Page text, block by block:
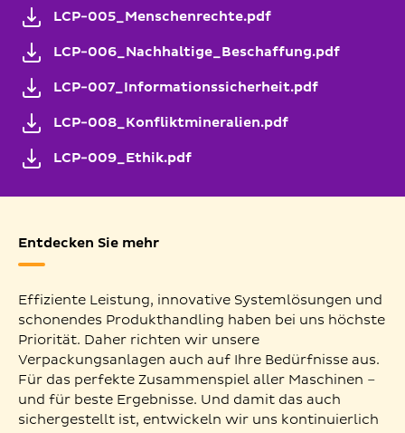
LCP-005_Menschenrechte.pdf
LCP-006_Nachhaltige_Beschaffung.pdf
LCP-007_Informationssicherheit.pdf
LCP-008_Konfliktmineralien.pdf
LCP-009_Ethik.pdf
Entdecken Sie mehr
Effiziente Leistung, innovative Systemlösungen und
schonendes Produkthandling haben bei uns höchste
Priorität. Daher richten wir unsere
Verpackungsanlagen auch auf Ihre Bedürfnisse aus.
Für das perfekte Zusammenspiel aller Maschinen –
und für beste Ergebnisse. Und damit das auch
sichergestellt ist, entwickeln wir uns kontinuierlich